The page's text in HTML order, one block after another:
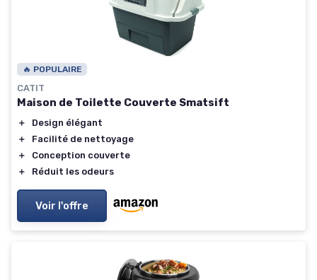
🔥 POPULAIRE
CATIT
Maison de Toilette Couverte Smatsift
＋
Design élégant
＋
Facilité de nettoyage
＋
Conception couverte
＋
Réduit les odeurs
Voir l'offre